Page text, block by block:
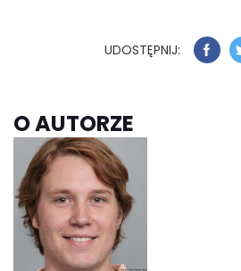
UDOSTĘPNIJ:
O AUTORZE